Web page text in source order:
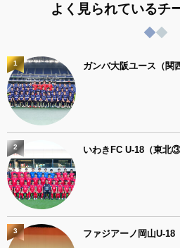
よく見られているチ
ガンバ大阪ユース（関
1
いわきFC U-18（東北③
2
ファジアーノ岡山U-18
3